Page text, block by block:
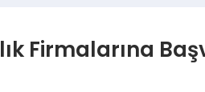
Firmalarına